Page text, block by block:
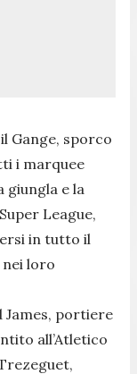
Gange, sporco
i marquee
giungla e la
League,
in tutto il
loro
James, portiere
all’Atletico